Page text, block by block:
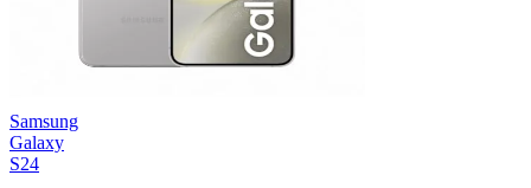
Samsung
Galaxy
S24